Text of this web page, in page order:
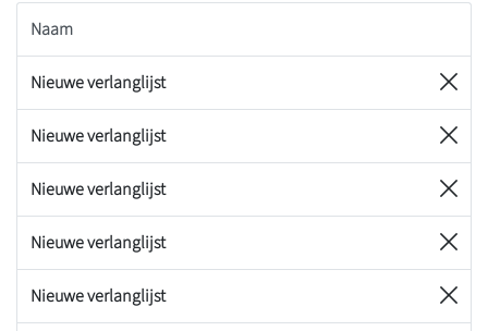
Naam
Nieuwe verlanglijst
Nieuwe verlanglijst
Nieuwe verlanglijst
Nieuwe verlanglijst
Nieuwe verlanglijst